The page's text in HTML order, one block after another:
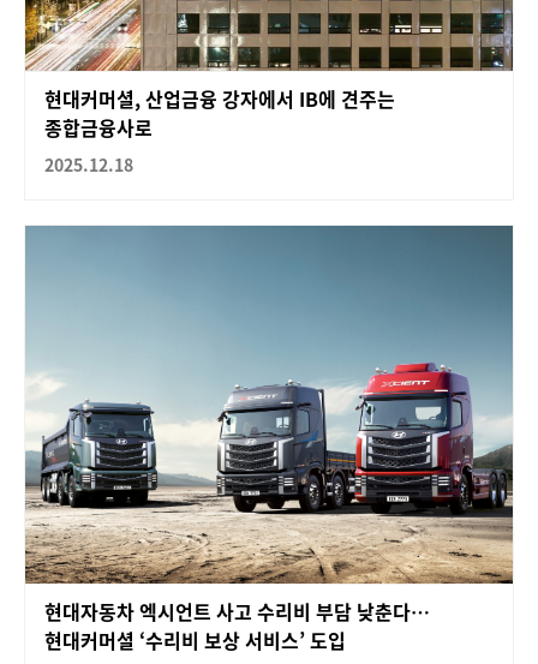
현대커머셜, 산업금융 강자에서 IB에 견주는
종합금융사로
2025.12.18
현대자동차 엑시언트 사고 수리비 부담 낮춘다…
현대커머셜 ‘수리비 보상 서비스’ 도입